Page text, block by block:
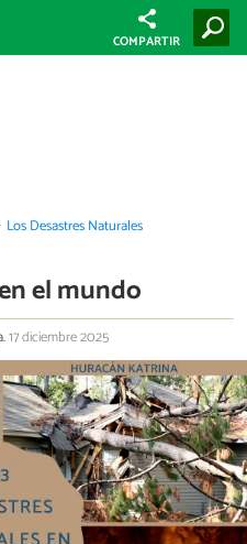
COMPARTIR
Los Desastres Naturales
el mundo
17 diciembre 2025